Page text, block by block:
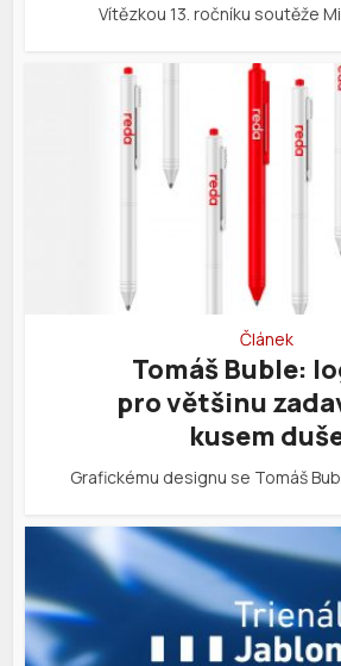
Vítězkou 13. ročníku soutěže
Článek
Tomáš Buble:
pro většinu
kusem
Grafickému designu se Tomáš